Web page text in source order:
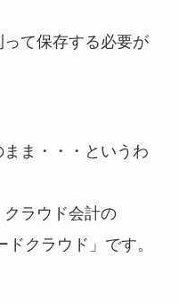
て保存する必要が
ま・・・というわ
ラウド会計の
ドクラウド」です。